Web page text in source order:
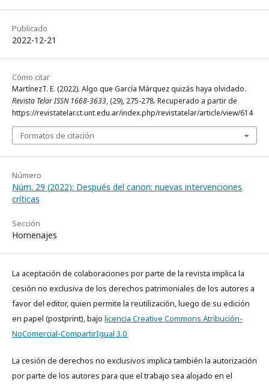
Publicado
2022-12-21
Cómo citar
MartínezT. E. (2022). Algo que García Márquez quizás haya olvidado.
Revista Telar ISSN 1668-3633, (29), 275-278. Recuperado a partir de
https://revistatelar.ct.unt.edu.ar/index.php/revistatelar/article/view/614
Formatos de citación
Número
Núm. 29 (2022): Después del canon: nuevas intervenciones
críticas
Sección
Homenajes
La aceptación de colaboraciones por parte de la revista implica la
cesión no exclusiva de los derechos patrimoniales de los autores a
favor del editor, quien permite la reutilización, luego de su edición
en papel (postprint), bajo licencia Creative Commons Atribución-
NoComercial-CompartirIgual 3.0
La cesión de derechos no exclusivos implica también la autorización
por parte de los autores para que el trabajo sea alojado en el